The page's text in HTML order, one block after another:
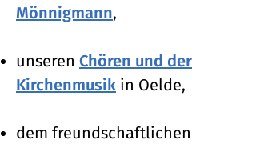
Mönnigmann,
unseren Chören und der
Kirchenmusik in Oelde,
dem freundschaftlichen